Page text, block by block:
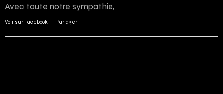
Avec toute notre sympathie,
Voir sur Facebook · Partager